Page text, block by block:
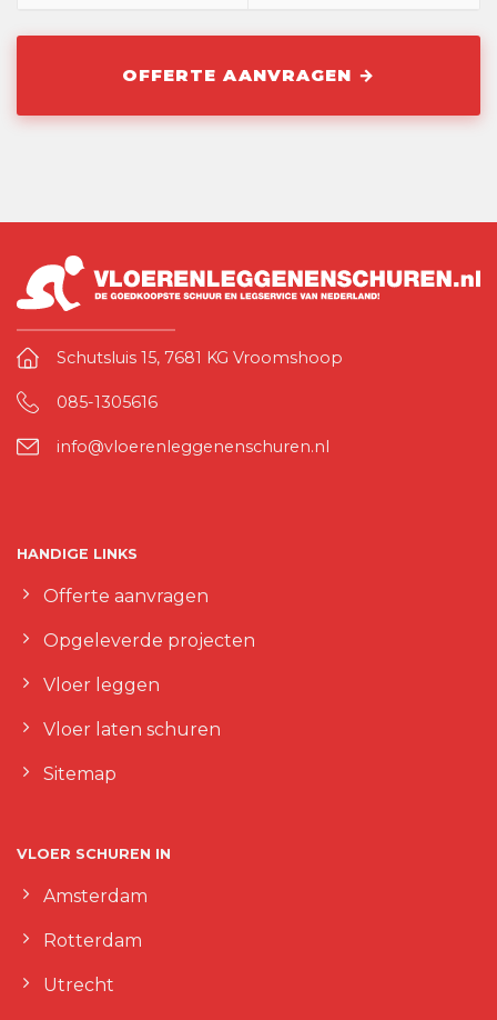
Schutsluis 15, 7681 KG Vroomshoop
085-1305616
info@vloerenleggenenschuren.nl
HANDIGE LINKS
Offerte aanvragen
Opgeleverde projecten
Vloer leggen
Vloer laten schuren
Sitemap
VLOER SCHUREN IN
Amsterdam
Rotterdam
Utrecht